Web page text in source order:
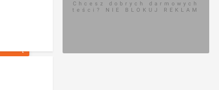
Chcesz dobrych darmowych
teści? NIE BLOKUJ REKLAM